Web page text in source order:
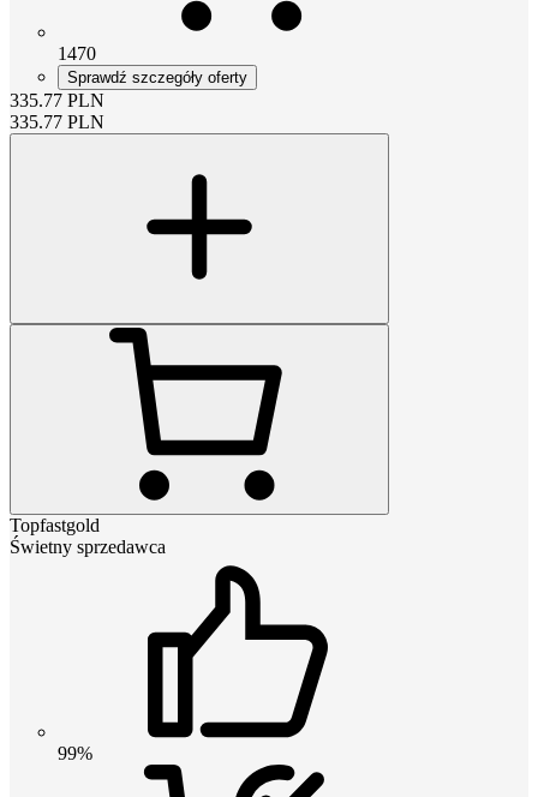
1470
Sprawdź szczegóły oferty
335.77 PLN
335.77 PLN
Topfastgold
Świetny sprzedawca
99%